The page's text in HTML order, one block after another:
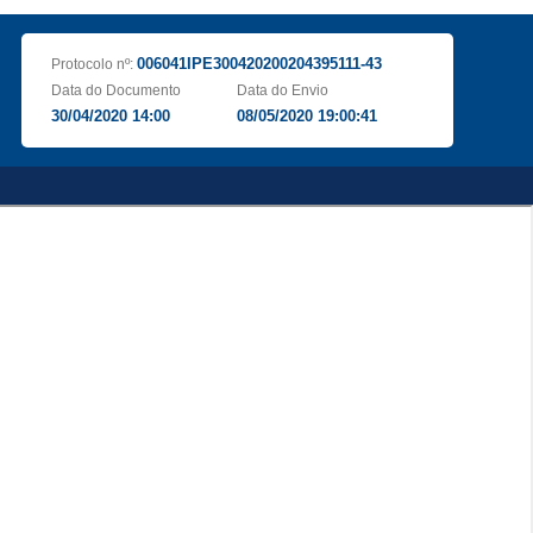
Protocolo nº: 006041IPE300420200204395111-43
Data do Documento
30/04/2020 14:00
Data do Envio
08/05/2020 19:00:41